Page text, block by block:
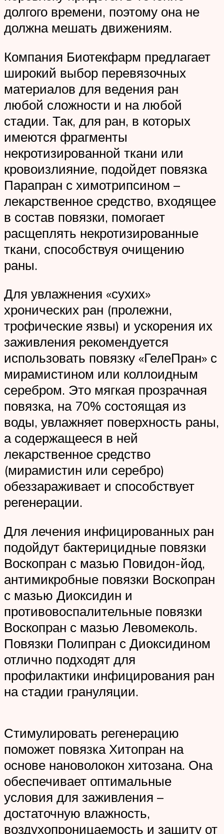
долгого времени, поэтому она не
должна мешать движениям.
Компания Биотекфарм предлагает
широкий выбор перевязочных
материалов для ведения ран
любой сложности и на любой
стадии. Так, для ран, в которых
имеются фрагменты
некротизированной ткани или
кровоизлияние, подойдет повязка
Парапран с химотрипсином –
лекарственное средство, входящее
в состав повязки, помогает
расщеплять некротизированные
ткани, способствуя очищению
раны.
Для увлажнения «сухих»
хронических ран (пролежни,
трофические язвы) и ускорения их
заживления рекомендуется
использовать повязку «ГелеПран» с
мирамистином или коллоидным
серебром. Это мягкая прозрачная
повязка, на 70% состоящая из
воды, увлажняет поверхность раны,
а содержащееся в ней
лекарственное средство
(мирамистин или серебро)
обеззараживает и способствует
регенерации.
Для лечения инфицированных ран
подойдут бактерицидные повязки
Воскопран с мазью Повидон-йод,
антимикробные повязки Воскопран
с мазью Диоксидин и
противовоспалительные повязки
Воскопран с мазью Левомеколь.
Повязки Полипран с Диоксидином
отлично подходят для
профилактики инфицирования ран
на стадии грануляции.
Стимулировать регенерацию
поможет повязка Хитопран на
основе нановолокон хитозана. Она
обеспечивает оптимальные
условия для заживления –
достаточную влажность,
воздухопроницаемость и защиту от